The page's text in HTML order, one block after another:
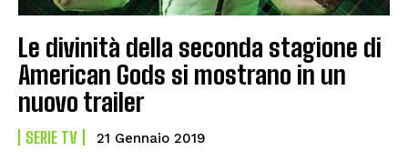
Le divinità della seconda stagione di
American Gods si mostrano in un
nuovo trailer
SERIE TV 21 Gennaio 2019